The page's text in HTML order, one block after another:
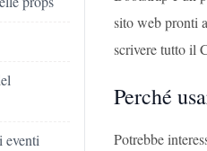
eventi
sito web pronti
scrivere tutto il
Perché
Potrebbe